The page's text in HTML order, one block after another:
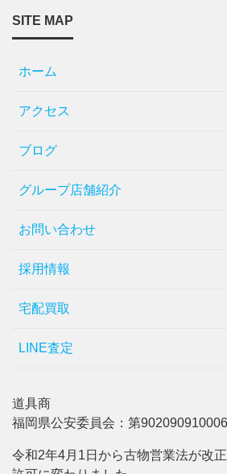
SITE MAP
ホーム
アクセス
ブログ
グループ店舗紹介
お問い合わせ
採用情報
宅配買取
LINE査定
道具商
福岡県公安委員会：第
令和2年4月1日から古物営業法が改